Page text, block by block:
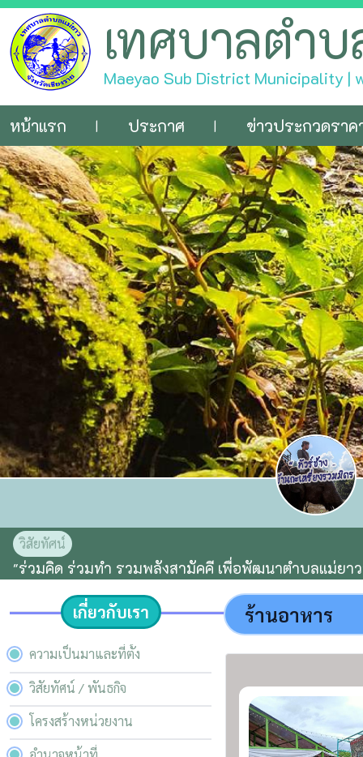
เทศบาลตำ
Maeyao Sub District Municipality |
หน้าแรก | ประกาศ | ข่าวประกวดราค
วิสัยทัศน์
"ร่วมคิด ร่วมทำ รวมพลังสามัคคี เพื่อพัฒนาตำบลแม่ยา
เกี่ยวกับเรา
ความเป็นมาและที่ตั้ง
วิสัยทัศน์ / พันธกิจ
โครงสร้างหน่วยงาน
ร้านอาหาร